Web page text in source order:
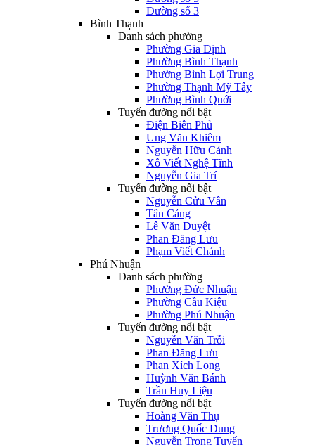
Đường số 3
Bình Thạnh
Danh sách phường
Phường Gia Định
Phường Bình Thạnh
Phường Bình Lợi Trung
Phường Thạnh Mỹ Tây
Phường Bình Quới
Tuyến đường nổi bật
Điện Biên Phủ
Ung Văn Khiêm
Nguyễn Hữu Cảnh
Xô Viết Nghệ Tĩnh
Nguyễn Gia Trí
Tuyến đường nổi bật
Nguyễn Cửu Vân
Tân Cảng
Lê Văn Duyệt
Phan Đăng Lưu
Phạm Viết Chánh
Phú Nhuận
Danh sách phường
Phường Đức Nhuận
Phường Cầu Kiệu
Phường Phú Nhuận
Tuyến đường nổi bật
Nguyễn Văn Trỗi
Phan Đăng Lưu
Phan Xích Long
Huỳnh Văn Bánh
Trần Huy Liệu
Tuyến đường nổi bật
Hoàng Văn Thụ
Trương Quốc Dung
Nguyễn Trọng Tuyển